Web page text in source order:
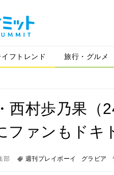
イフトレンド 旅行・グルメ
西村歩乃果（
ファンもドキ
部 週刊プレイボーイ グラビア